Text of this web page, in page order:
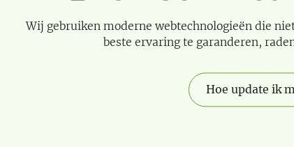
Wij gebruiken moderne webtechnologieën die
beste ervaring te garanderen,
Hoe update ik